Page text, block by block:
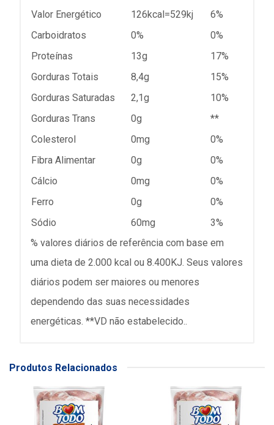
Valor Energético 126kcal=529kj
6%
Carboidratos
0%
0%
Proteínas
13g
17%
Gorduras Totais
8,4g
15%
Gorduras Saturadas
2,1g
10%
Gorduras Trans
0g
**
Colesterol
0mg
0%
Fibra Alimentar
0g
0%
Cálcio
0mg
0%
Ferro
0g
0%
Sódio
60mg
3%
% valores diários de referência com base em
uma dieta de 2.000 kcal ou 8.400KJ. Seus valores
diários podem ser maiores ou menores
dependendo das suas necessidades
energéticas. **VD não estabelecido..
Produtos Relacionados